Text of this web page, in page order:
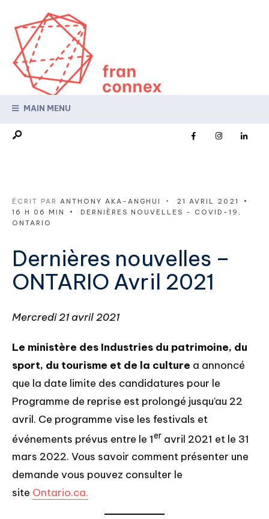
MAIN MENU
ÉCRIT PAR ANTHONY AKA-ANGHUI • 21 AVRIL 2021
•
16 H 06 MIN
• DERNIÈRES NOUVELLES - COVID-19 ,
ONTARIO
Dernières nouvelles –
ONTARIO Avril 2021
Mercredi 21 avril 2021
Le ministère des Industries du patrimoine, du
sport, du tourisme et de la culture a annoncé
que la date limite des candidatures pour le
Programme de reprise est prolongé jusqu’au 22
avril. Ce programme vise les festivals et
événements prévus entre le 1er avril 2021 et le 31
mars 2022. Vous savoir comment présenter une
demande vous pouvez consulter le
site Ontario.ca.